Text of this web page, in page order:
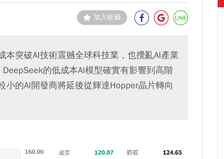
加入收藏
本突破AI技術震撼全球科技業，也攪亂AI產業
的低成本AI模型確實有影響到高階
小的AI開發商將延後從輝達Hopper晶片轉向